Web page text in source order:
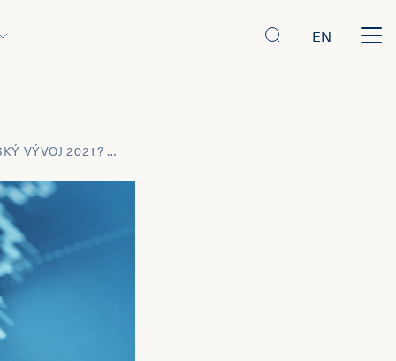
EN
LEDEN 2021: JAK VIDÍME HOSPODÁŘSKÝ VÝVOJ 2021? ANALÝZA A VÝHLED PRO EU A NEJDŮLEŽITĚJŠÍ ZEMĚ.